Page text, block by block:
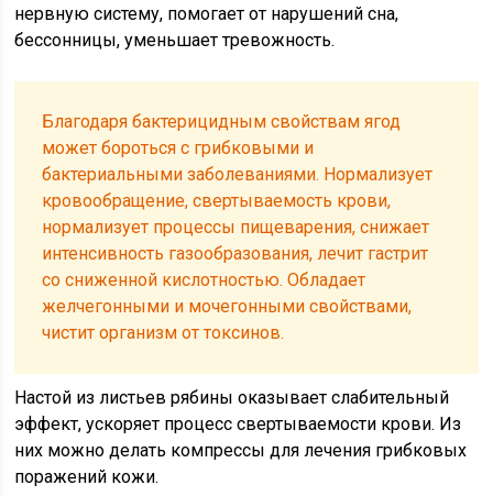
нервную систему, помогает от нарушений сна,
бессонницы, уменьшает тревожность.
Благодаря бактерицидным свойствам ягод
может бороться с грибковыми и
бактериальными заболеваниями. Нормализует
кровообращение, свертываемость крови,
нормализует процессы пищеварения, снижает
интенсивность газообразования, лечит гастрит
со сниженной кислотностью. Обладает
желчегонными и мочегонными свойствами,
чистит организм от токсинов.
Настой из листьев рябины оказывает слабительный
эффект, ускоряет процесс свертываемости крови. Из
них можно делать компрессы для лечения грибковых
поражений кожи.